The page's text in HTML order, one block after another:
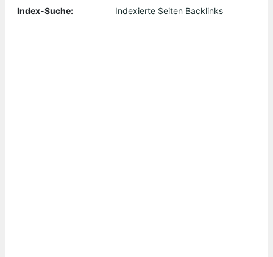
Index-Suche:
Indexierte Seiten Backlinks